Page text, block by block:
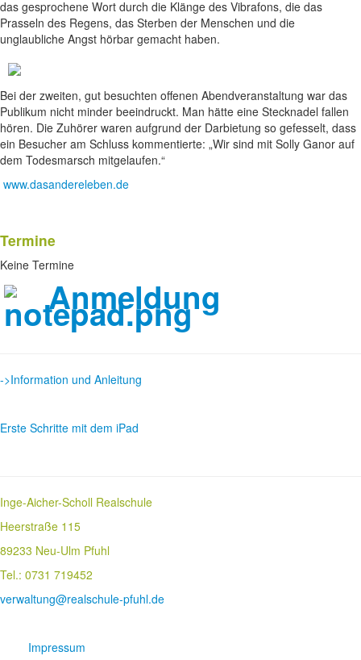
das gesprochene Wort durch die Klänge des Vibrafons, die das
Prasseln des Regens, das Sterben der Menschen und die
unglaubliche Angst hörbar gemacht haben.
Bei der zweiten, gut besuchten offenen Abendveranstaltung war das
Publikum nicht minder beeindruckt. Man hätte eine Stecknadel fallen
hören. Die Zuhörer waren aufgrund der Darbietung so gefesselt, dass
ein Besucher am Schluss kommentierte: „Wir sind mit Solly Ganor auf
dem Todesmarsch mitgelaufen.“
www.dasandereleben.de
Termine
Keine Termine
Anmeldung
->Information und Anleitung
Erste Schritte mit dem iPad
Inge-Aicher-Scholl Realschule
Heerstraße 115
89233 Neu-Ulm Pfuhl
Tel.: 0731 719452
verwaltung@realschule-pfuhl.de
Impressum